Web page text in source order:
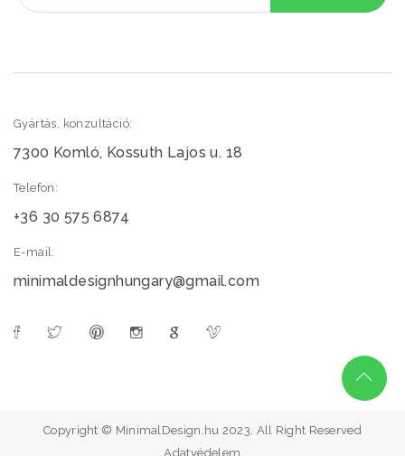
Gyártás, konzultáció:
7300 Komló, Kossuth Lajos u. 18
Telefon:
+36 30 575 6874
E-mail:
minimaldesignhungary@gmail.com
Copyright © MinimalDesign.hu 2023. All Right Reserved
Adatvédelem